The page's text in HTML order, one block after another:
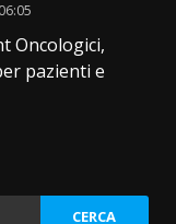
Oncologici,
pazienti e